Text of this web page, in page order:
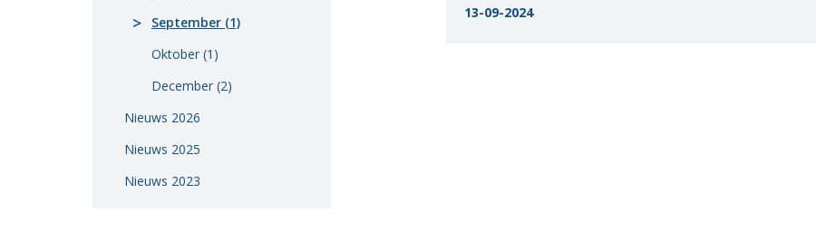
September (1)
Oktober (1)
December (2)
Nieuws 2026
Nieuws 2025
Nieuws 2023
13-09-2024